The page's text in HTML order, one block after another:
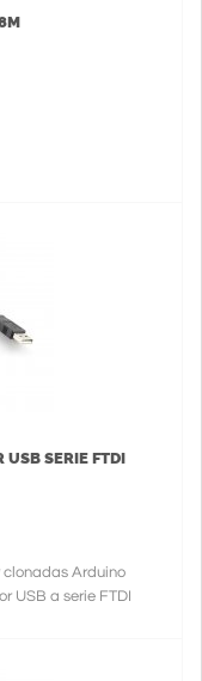
USB SERIE FTDI
Arduino
USB a serie FTDI